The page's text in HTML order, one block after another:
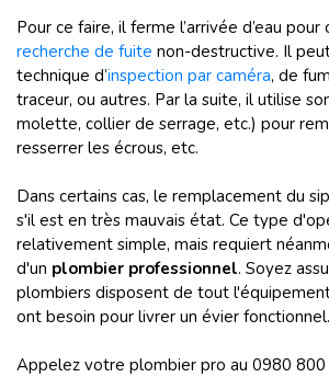
Pour ce faire, il ferme l’arrivée d’eau
recherche de fuite non-destructive. Il
technique d’inspection par caméra, de
traceur, ou autres. Par la suite, il utilise
molette, collier de serrage, etc.) pour
resserrer les écrous, etc.
Dans certains cas, le remplacement du
s'il est en très mauvais état. Ce type
relativement simple, mais requiert
d'un plombier professionnel. Soyez
plombiers disposent de tout
ont besoin pour livrer un évier fonctionnel.
Appelez votre plombier pro au 0980 800